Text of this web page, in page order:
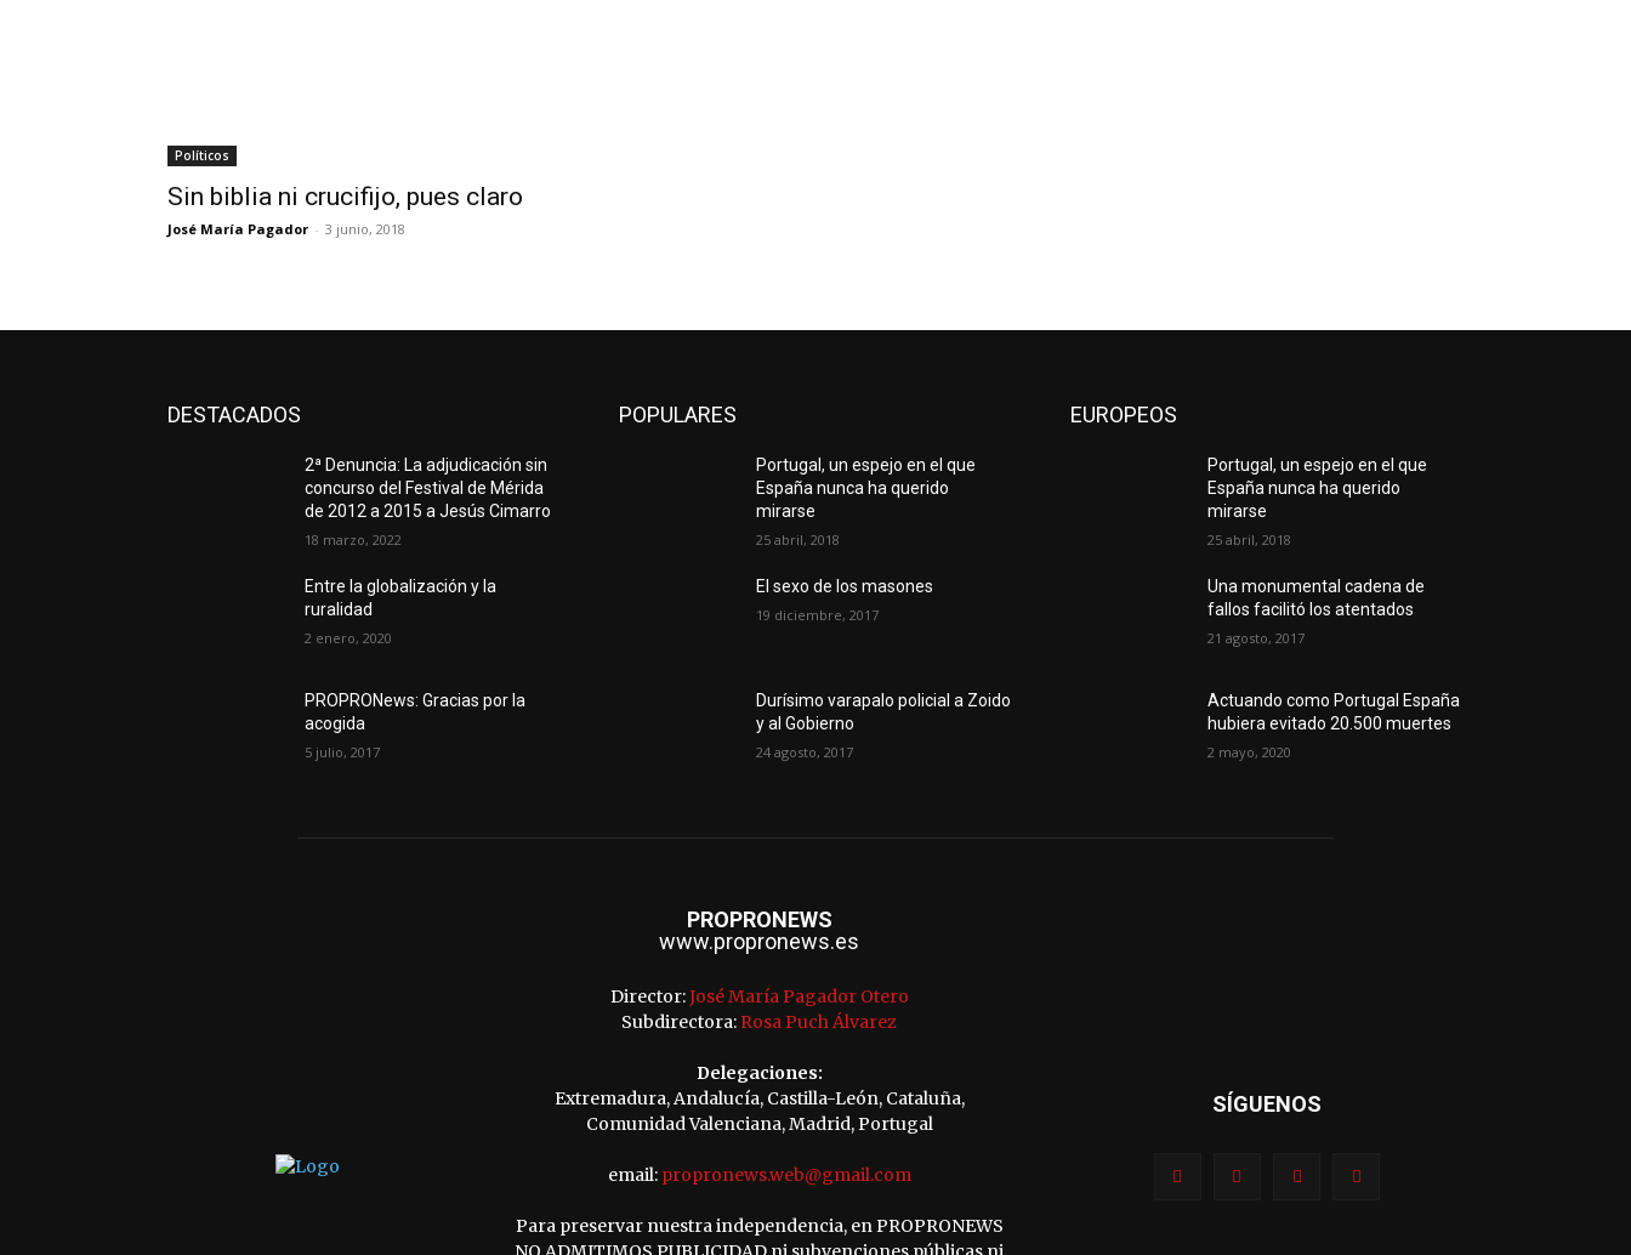
Políticos
Sin biblia ni crucifijo, pues claro
José María Pagador - 3 junio, 2018
DESTACADOS
2ª Denuncia: La adjudicación sin
concurso del Festival de Mérida
de 2012 a 2015 a Jesús Cimarro
18 marzo, 2022
Entre la globalización y la
ruralidad
2 enero, 2020
PROPRONews: Gracias por la
acogida
5 julio, 2017
POPULARES
Portugal, un espejo en el que
España nunca ha querido
mirarse
25 abril, 2018
El sexo de los masones
19 diciembre, 2017
Durísimo varapalo policial a Zoido
y al Gobierno
24 agosto, 2017
EUROPEOS
Portugal, un espejo en el que
España nunca ha querido
mirarse
25 abril, 2018
Una monumental cadena de
fallos facilitó los atentados
21 agosto, 2017
Actuando como Portugal España
hubiera evitado 20.500 muertes
2 mayo, 2020
PROPRONEWS
www.propronews.es
Director:José María Pagador Otero
Subdirectora: Rosa Puch Álvarez
Delegaciones:
Extremadura, Andalucía, Castilla-León, Cataluña,
Comunidad Valenciana, Madrid, Portugal
email: propronews.web@gmail.com
Para preservar nuestra independencia, en PROPRONEWS
SÍGUENOS